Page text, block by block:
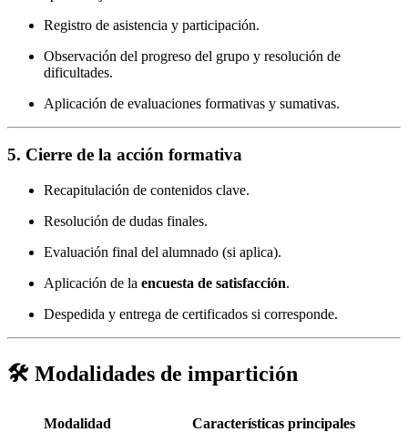
Registro de asistencia y participación.
Observación del progreso del grupo y resolución de
dificultades.
Aplicación de evaluaciones formativas y sumativas.
5. Cierre de la acción formativa
Recapitulación de contenidos clave.
Resolución de dudas finales.
Evaluación final del alumnado (si aplica).
Aplicación de la encuesta de satisfacción.
Despedida y entrega de certificados si corresponde.
🛠️ Modalidades de impartición
Modalidad
Características principales